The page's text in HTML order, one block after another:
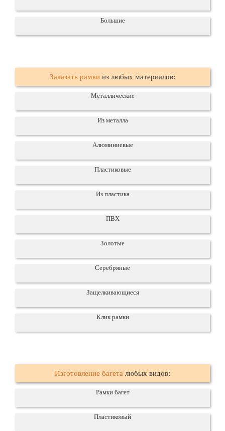
Большие
Заказать рамки из любых материалов:
Металлические
Из металла
Алюминиевые
Пластиковые
Из пластика
ПВХ
Золотые
Серебряные
Защелкивающиеся
Клик рамки
Изготовление багета любых видов:
Рамки багет
Пластиковый